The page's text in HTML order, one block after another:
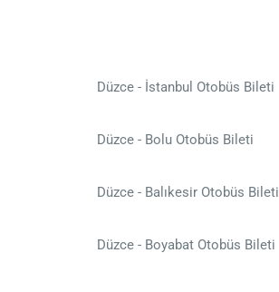
Düzce - İstanbul Otobüs Bileti
Düzce - Bolu Otobüs Bileti
Düzce - Balıkesir Otobüs Bileti
Düzce - Boyabat Otobüs Bileti